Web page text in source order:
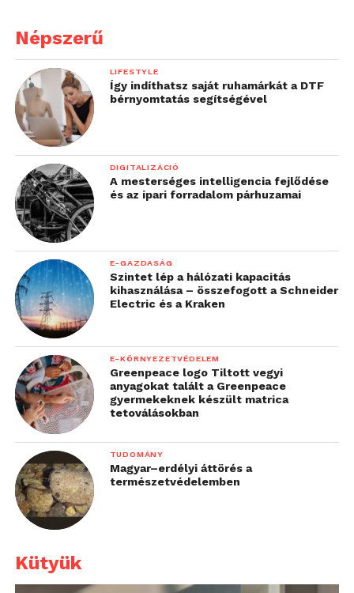
Népszerű
LIFESTYLE
Így indíthatsz saját ruhamárkát a DTF
bérnyomtatás segítségével
DIGITALIZÁCIÓ
A mesterséges intelligencia fejlődése
és az ipari forradalom párhuzamai
E-GAZDASÁG
Szintet lép a hálózati kapacitás
kihasználása – összefogott a Schneider
Electric és a Kraken
E-KÖRNYEZETVÉDELEM
Greenpeace logo Tiltott vegyi
anyagokat talált a Greenpeace
gyermekeknek készült matrica
tetoválásokban
TUDOMÁNY
Magyar–erdélyi áttörés a
természetvédelemben
Kütyük